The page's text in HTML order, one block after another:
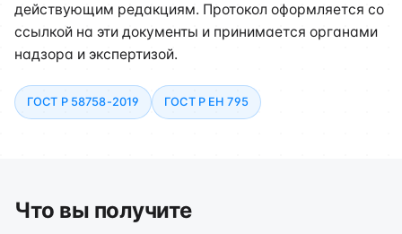
действующим редакциям. Протокол оформляется со
ссылкой на эти документы и принимается органами
надзора и экспертизой.
ГОСТ Р 58758-2019 ГОСТ Р ЕН 795
Что вы получите